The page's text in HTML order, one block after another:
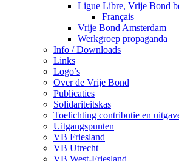
Ligue Libre, Vrije Bond
Français
Vrije Bond Amsterdam
Werkgroep propaganda
Info / Downloads
Links
Logo’s
Over de Vrije Bond
Publicaties
Solidariteitskas
Toelichting contributie en
Uitgangspunten
VB Friesland
VB Utrecht
VB West-Friesland